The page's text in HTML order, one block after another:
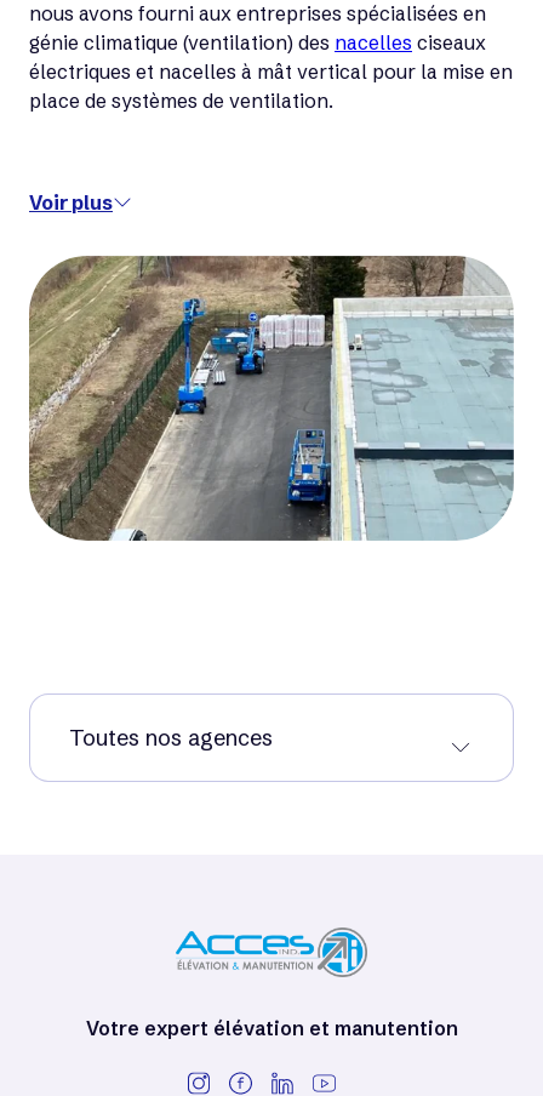
nous avons fourni aux entreprises spécialisées en
génie climatique (ventilation) des nacelles ciseaux
électriques et nacelles à mât vertical pour la mise en
place de systèmes de ventilation.
Voir plus
Toutes nos agences
Votre expert élévation et manutention